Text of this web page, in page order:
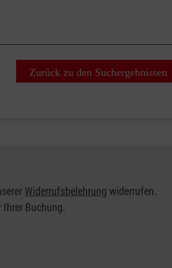
Zurück zu den Suchergebnissen
Widerrufsbelehrung widerrufen.
Ihrer Buchung.